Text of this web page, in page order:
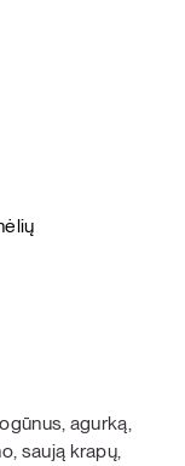
agurką,
saują krapų,